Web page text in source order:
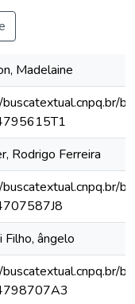
Madelaine
Rodrigo Ferreira
Filho, ângelo